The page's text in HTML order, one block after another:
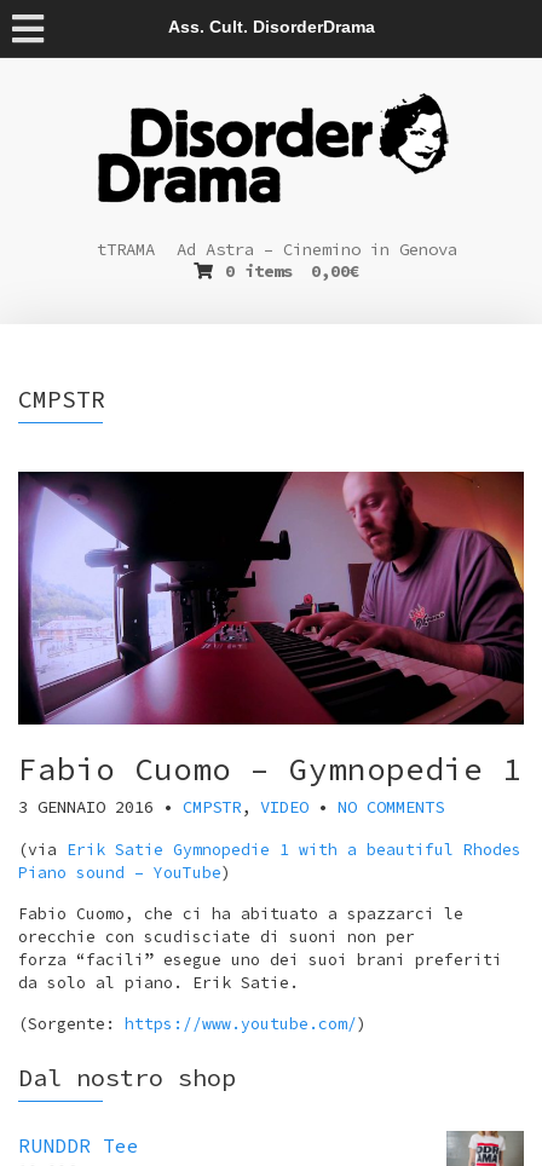
Ass. Cult. DisorderDrama
tTRAMA
Ad Astra – Cinemino in Genova
0 items
0,00€
CMPSTR
Fabio Cuomo – Gymnopedie 1
3 GENNAIO 2016 • CMPSTR, VIDEO • NO COMMENTS
(via Erik Satie Gymnopedie 1 with a beautiful Rhodes
Piano sound – YouTube)
Fabio Cuomo, che ci ha abituato a spazzarci le
orecchie con scudisciate di suoni non per
forza “facili” esegue uno dei suoi brani preferiti
da solo al piano. Erik Satie.
(Sorgente: https://www.youtube.com/)
Dal nostro shop
RUNDDR Tee